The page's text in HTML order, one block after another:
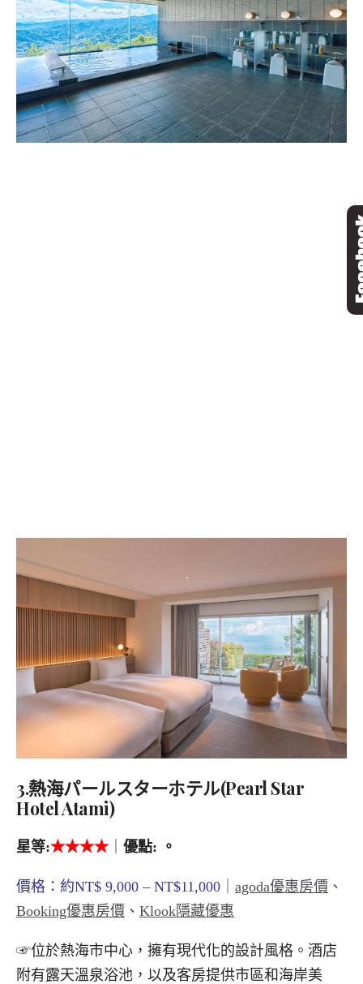
3.熱海パールスターホテル(Pearl Star
Hotel Atami)
星等:★★★★ 優點: 。
價格：約NT$ 9,000 – NT$11,000｜ agoda優惠房價 、
Booking優惠房價 、 Klook隱藏優惠
☞位於熱海市中心，擁有現代化的設計風格。酒店
附有露天溫泉浴池，以及客房提供市區和海岸美